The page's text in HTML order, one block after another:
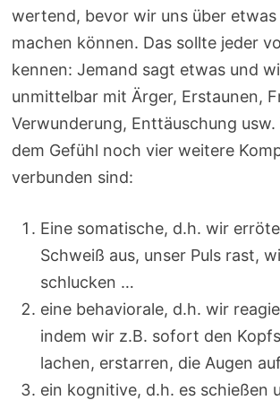
wertend, bevor wir uns über etwas
machen können. Das sollte jeder
kennen: Jemand sagt etwas und
unmittelbar mit Ärger, Erstaunen,
Verwunderung, Enttäuschung usw.
dem Gefühl noch vier weitere
verbunden sind:
Eine somatische, d.h. wir
Schweiß aus, unser Puls rast,
schlucken …
eine behaviorale, d.h. wir
indem wir z.B. sofort den
lachen, erstarren, die Augen
ein kognitive, d.h. es schießen